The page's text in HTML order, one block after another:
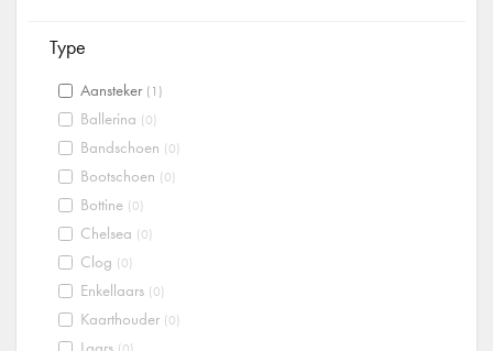
Type
Aansteker (1)
Ballerina (0)
Bandschoen (0)
Bootschoen (0)
Bottine (0)
Chelsea (0)
Clog (0)
Enkellaars (0)
Kaarthouder (0)